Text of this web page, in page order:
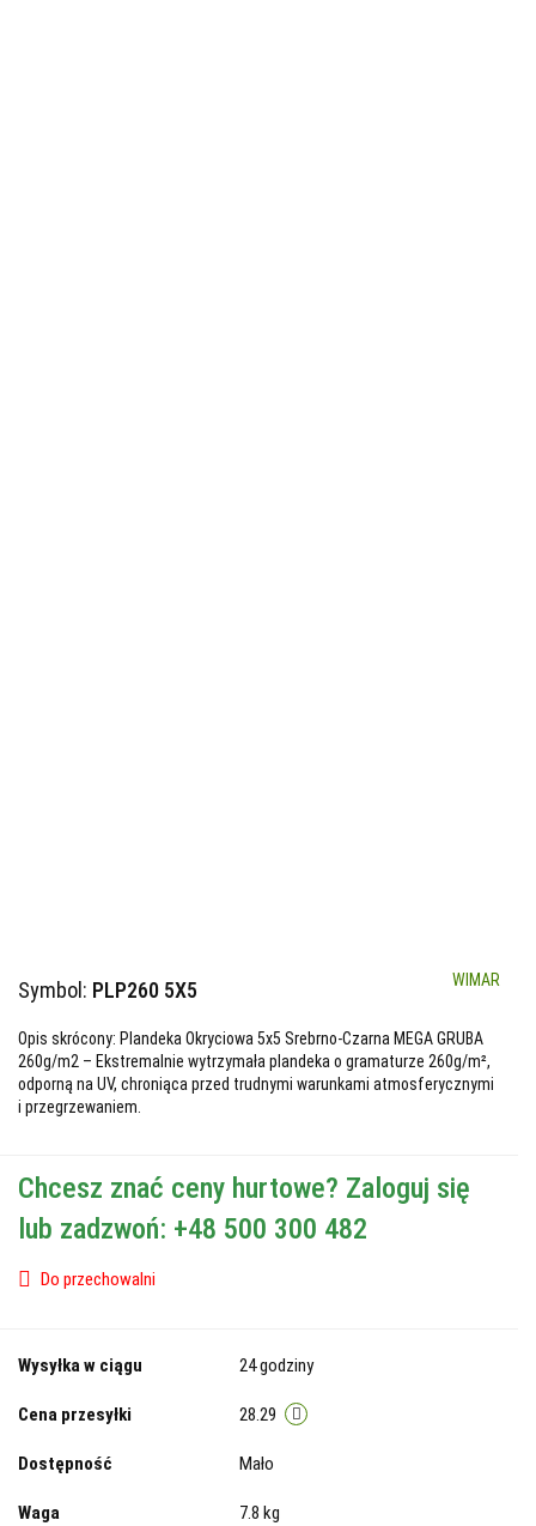
Symbol: PLP260 5X5 WIMAR
Opis skrócony: Plandeka Okryciowa 5x5 Srebrno-Czarna MEGA GRUBA
260g/m2 – Ekstremalnie wytrzymała plandeka o gramaturze 260g/m²,
odporną na UV, chroniąca przed trudnymi warunkami atmosferycznymi
i przegrzewaniem.
Chcesz znać ceny hurtowe? Zaloguj się
lub zadzwoń: +48 500 300 482
Do przechowalni
Wysyłka w ciągu 24 godziny
Cena przesyłki 28.29
Dostępność Mało
Waga 7.8 kg